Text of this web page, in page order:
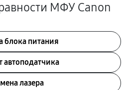
МФУ Canon
блока питания
автоподатчика
лазера